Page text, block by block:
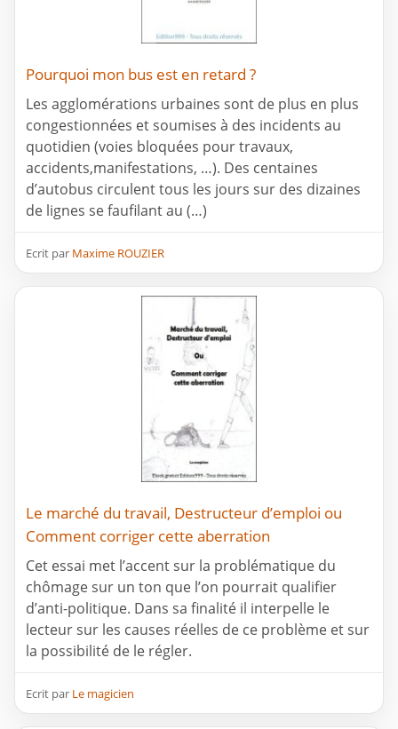
Pourquoi mon bus est en retard ?
Les agglomérations urbaines sont de plus en plus
congestionnées et soumises à des incidents au
quotidien (voies bloquées pour travaux,
accidents,manifestations, …). Des centaines
d’autobus circulent tous les jours sur des dizaines
de lignes se faufilant au (…)
Ecrit par Maxime ROUZIER
Le marché du travail, Destructeur d’emploi ou
Comment corriger cette aberration
Cet essai met l’accent sur la problématique du
chômage sur un ton que l’on pourrait qualifier
d’anti-politique. Dans sa finalité il interpelle le
lecteur sur les causes réelles de ce problème et sur
la possibilité de le régler.
Ecrit par Le magicien